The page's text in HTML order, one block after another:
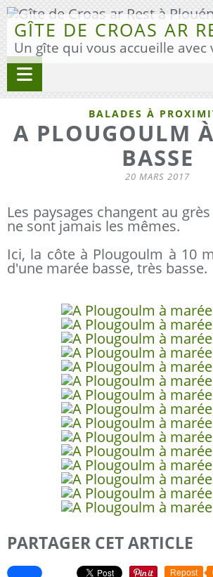
BALADES À
A PLOUGOULM
BASSE
20 MARS 2017
Les paysages changent au
ne sont jamais les mêmes.
Ici, la côte à Plougoulm à 10
d'une marée basse, très basse.
PARTAGER CET ARTICLE
Repost